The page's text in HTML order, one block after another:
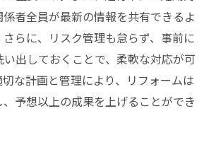
者全員が最新の情報を共有できるよ
さらに、リスク管理も怠らず、事前に
出しておくことで、柔軟な対応が可
な計画と管理により、リフォームは
予想以上の成果を上げることができ